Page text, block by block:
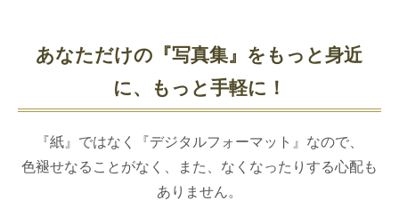
あなただけの『写真集』をもっと身近
に、もっと手軽に！
『紙』ではなく『デジタルフォーマット』なので、
色褪せなることがなく、また、なくなったりする心配も
ありません。